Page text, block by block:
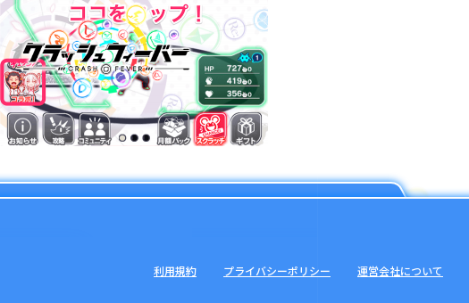
利用規約 プライバシーポリシー 運営会社について